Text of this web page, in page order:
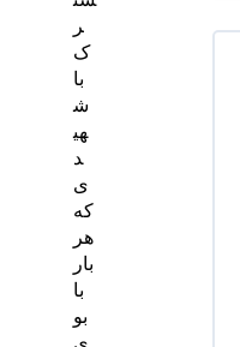
ر
ک
با
ش
هی
د
ی
که
هر
بار
با
بو
ی